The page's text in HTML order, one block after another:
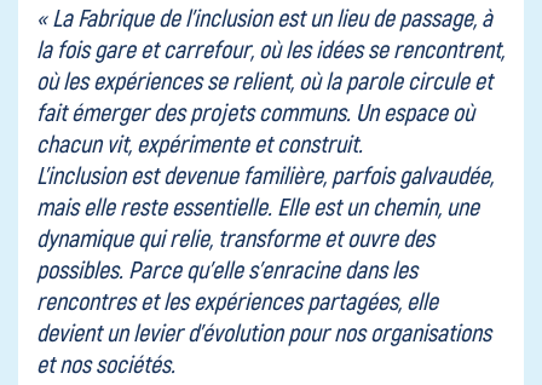
« La Fabrique de l’inclusion est un lieu de passage, à
la fois gare et carrefour, où les idées se rencontrent,
où les expériences se relient, où la parole circule et
fait émerger des projets communs. Un espace où
chacun vit, expérimente et construit.
L’inclusion est devenue familière, parfois galvaudée,
mais elle reste essentielle. Elle est un chemin, une
dynamique qui relie, transforme et ouvre des
possibles. Parce qu’elle s’enracine dans les
rencontres et les expériences partagées, elle
devient un levier d’évolution pour nos organisations
et nos sociétés.